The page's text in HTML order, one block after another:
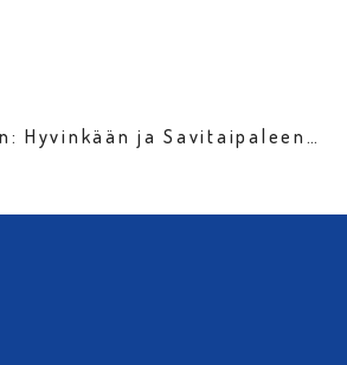
Hyvinkään ja Savitaipaleen…